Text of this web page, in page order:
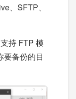
、SFTP、
持 FTP 模
要备份的目